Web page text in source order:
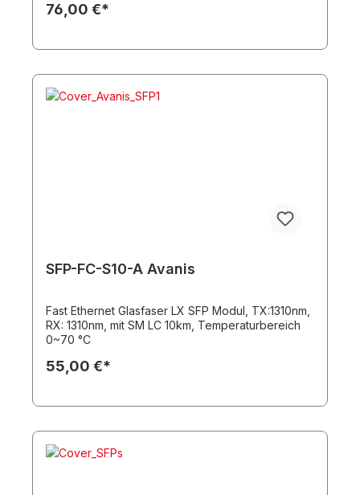
76,00 €*
SFP-FC-S10-A Avanis
Fast Ethernet Glasfaser LX SFP Modul, TX:1310nm,
RX: 1310nm, mit SM LC 10km, Temperaturbereich
0~70 °C
55,00 €*